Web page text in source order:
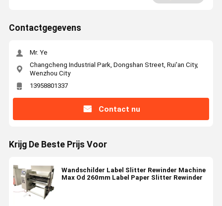
Contactgegevens
Mr. Ye
Changcheng Industrial Park, Dongshan Street, Rui'an City,
Wenzhou City
13958801337
Contact nu
Krijg De Beste Prijs Voor
Wandschilder Label Slitter Rewinder Machine
Max Od 260mm Label Paper Slitter Rewinder